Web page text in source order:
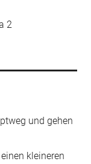
und gehen
kleineren